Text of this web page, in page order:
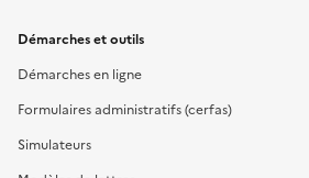
Démarches et outils
Démarches en ligne
Formulaires administratifs (cerfas)
Simulateurs